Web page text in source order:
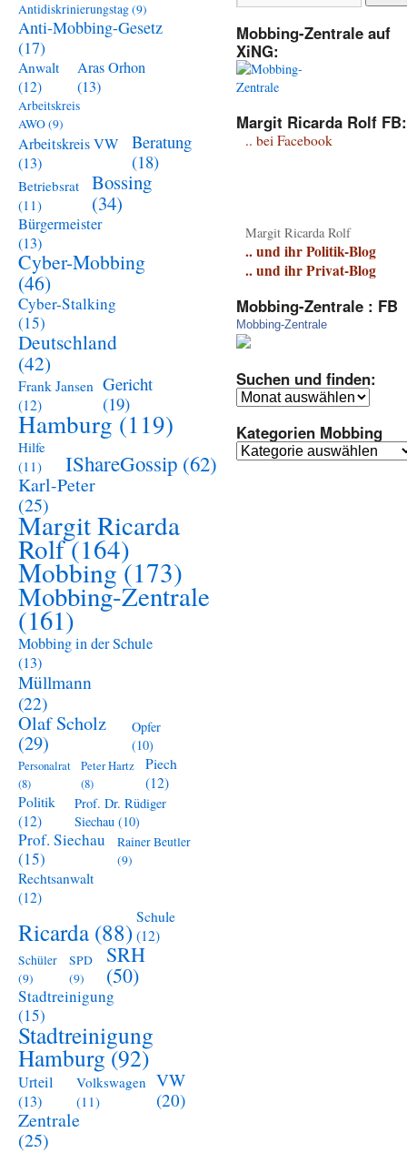
Antidiskrinierungstag(9)
Anti-Mobbing-Gesetz
(17)
Anwalt
(12)
Aras Orhon
(13)
Arbeitskreis
AWO(9)
Arbeitskreis VW
(13)
Beratung
(18)
Betriebsrat
(11)
Bossing
(34)
Bürgermeister
(13)
Cyber-Mobbing
(46)
Cyber-Stalking
(15)
Deutschland
(42)
Frank Jansen
(12)
Gericht
(19)
Hamburg (119)
Hilfe
(11)
IShareGossip (62)
Karl-Peter
(25)
Margit Ricarda
Rolf(164)
Mobbing(173)
Mobbing-Zentrale
(161)
Mobbing in der Schule
(13)
Müllmann
(22)
Olaf Scholz
(29)
Opfer
(10)
Personalrat
(8)
Peter Hartz
(8)
Piech
(12)
Politik
(12)
Prof. Dr. Rüdiger
Siechau (10)
Prof. Siechau
(15)
Rainer Beutler
(9)
Rechtsanwalt
(12)
Ricarda (88) Schule
(12)
Schüler
(9)
SPD
(9)
SRH
(50)
Stadtreinigung
(15)
Stadtreinigung
Hamburg(92)
Urteil
(13)
Volkswagen
(11)
VW
(20)
Zentrale
(25)
Mobbing-Zentrale auf
XiNG:
Margit Ricarda Rolf FB:
.. bei Facebook
Margit Ricarda Rolf
.. und ihr Politik-Blog
.. und ihr Privat-Blog
Mobbing-Zentrale : FB
Mobbing-Zentrale
Suchen und finden:
Suchen
finden:
Kategorien Mobbing
Kategorien